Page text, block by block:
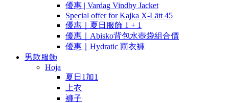
優惠 | Vardag Vindby Jacket
Special offer for Kajka X-Lätt 45
優惠｜夏日服飾 1 + 1
優惠｜Abisko背包水壺袋組合價
優惠｜Hydratic 雨衣褲
男款服飾
Hoja
夏日1加1
上衣
褲子